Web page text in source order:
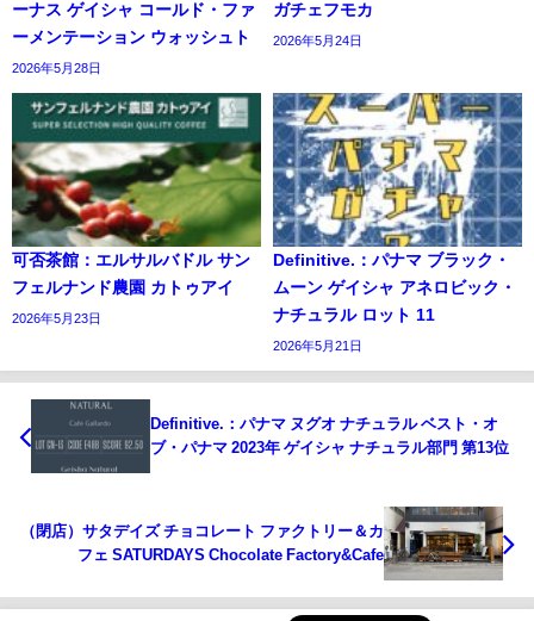
ーナス ゲイシャ コールド・ファ
ーメンテーション ウォッシュト
2026年5月28日
ガチェフモカ
2026年5月24日
可否茶館：エルサルバドル サン
フェルナンド農園 カトゥアイ
2026年5月23日
Definitive.：パナマ ブラック・
ムーン ゲイシャ アネロビック・
ナチュラル ロット 11
2026年5月21日
Definitive.：パナマ ヌグオ ナチュラル ベスト・オ
ブ・パナマ 2023年 ゲイシャ ナチュラル部門 第13位
（閉店）サタデイズ チョコレート ファクトリー＆カ
フェ SATURDAYS Chocolate Factory&Cafe